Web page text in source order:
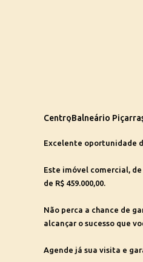
CentroBalneário
Excelente oportunidade
Este imóvel comercial,
de R$ 459.000,00.
Não perca a chance de
alcançar o sucesso que
Agende já sua visita e